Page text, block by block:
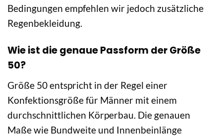
Bedingungen empfehlen wir jedoch zusätzliche
Regenbekleidung.
Wie ist die genaue Passform der Größe
50?
Größe 50 entspricht in der Regel einer
Konfektionsgröße für Männer mit einem
durchschnittlichen Körperbau. Die genauen
Maße wie Bundweite und Innenbeinlänge